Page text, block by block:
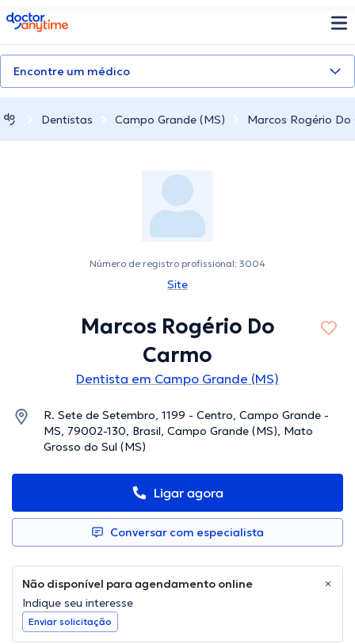
doctoranytime
Encontre um médico
Dentistas Campo Grande (MS) Marcos Rogério Do
Número de registro profissional: 3004
Site
Marcos Rogério Do
Carmo
Dentista em Campo Grande (MS)
R. Sete de Setembro, 1199 - Centro, Campo Grande -
MS, 79002-130, Brasil, Campo Grande (MS), Mato
Grosso do Sul (MS)
Ligar agora
Conversar com especialista
Não disponível para agendamento online
Indique seu interesse
Enviar solicitação